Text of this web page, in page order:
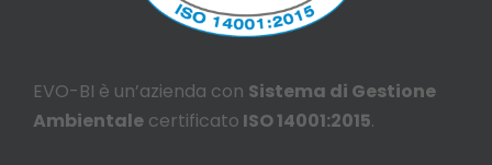
EVO-BI è un’azienda con Sistema di Gestione
Ambientalecertificato ISO 14001:2015.